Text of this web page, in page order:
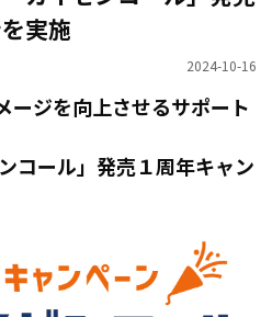
実施
2024-10-16
ージを向上させるサポート
コール」発売１周年キャン